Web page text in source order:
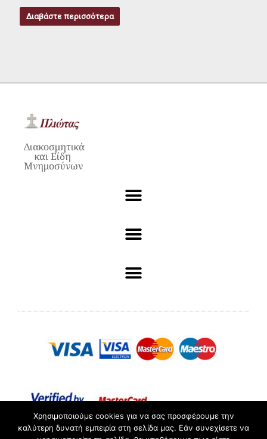
Διαβάστε περισσότερα
Διακοσμητικά
και Είδη
Μνημοσύνων
Χρησιμοποιούμε cookies για να σας προσφέρουμε την
καλύτερη δυνατή εμπειρία στη σελίδα μας. Εάν συνεχίσετε να